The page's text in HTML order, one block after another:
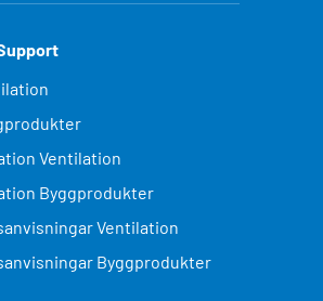
Ventilation
Byggprodukter
Ventilation
Byggprodukter